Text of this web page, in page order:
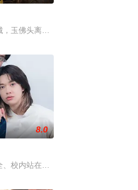
鉴定技术的支持下，通过摸排、勘
玉佛头离奇失窃，戏班主横尸戏台
东庆伊为中心，讲述这两个笨拙之
8.0
校内站在金字塔顶端的五藤直也（